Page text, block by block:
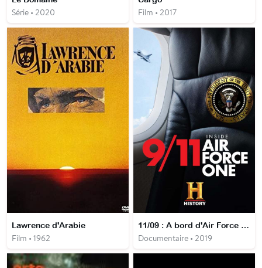
Série • 2020 Film • 2017
Lawrence d'Arabie
Film • 1962
11/09 : A bord d'Air Force One
Documentaire • 2019